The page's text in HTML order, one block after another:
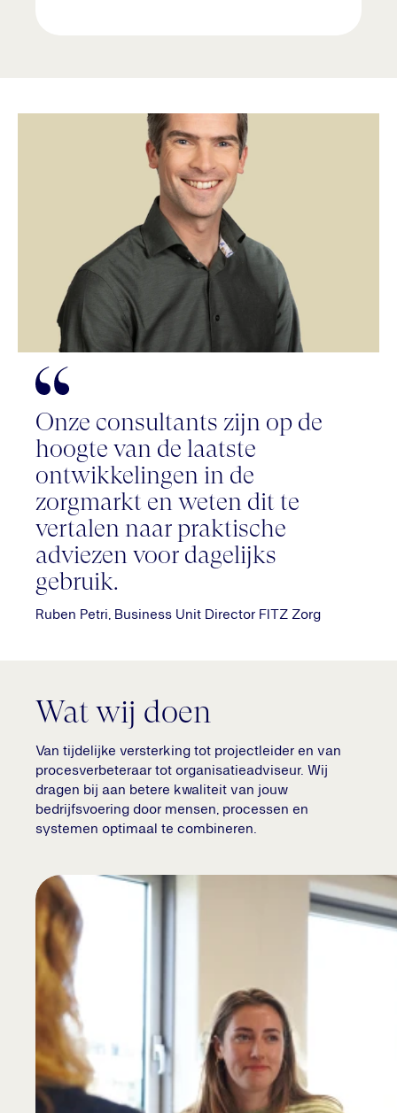
Onze consultants zijn op de
hoogte van de laatste
ontwikkelingen in de
zorgmarkt en weten dit te
vertalen naar praktische
adviezen voor dagelijks
gebruik.
Ruben Petri, Business Unit Director FITZ Zorg
Wat wij doen
Van tijdelijke versterking tot projectleider en van
procesverbeteraar tot organisatieadviseur. Wij
dragen bij aan betere kwaliteit van jouw
bedrijfsvoering door mensen, processen en
systemen optimaal te combineren.